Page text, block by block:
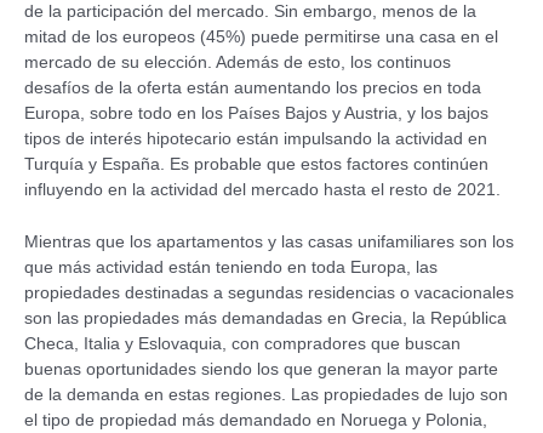
de la participación del mercado. Sin embargo, menos de la
mitad de los europeos (45%) puede permitirse una casa en el
mercado de su elección. Además de esto, los continuos
desafíos de la oferta están aumentando los precios en toda
Europa, sobre todo en los Países Bajos y Austria, y los bajos
tipos de interés hipotecario están impulsando la actividad en
Turquía y España. Es probable que estos factores continúen
influyendo en la actividad del mercado hasta el resto de 2021.
Mientras que los apartamentos y las casas unifamiliares son los
que más actividad están teniendo en toda Europa, las
propiedades destinadas a segundas residencias o vacacionales
son las propiedades más demandadas en Grecia, la República
Checa, Italia y Eslovaquia, con compradores que buscan
buenas oportunidades siendo los que generan la mayor parte
de la demanda en estas regiones. Las propiedades de lujo son
el tipo de propiedad más demandado en Noruega y Polonia,